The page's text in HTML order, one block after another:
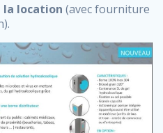
la location (avec fourniture